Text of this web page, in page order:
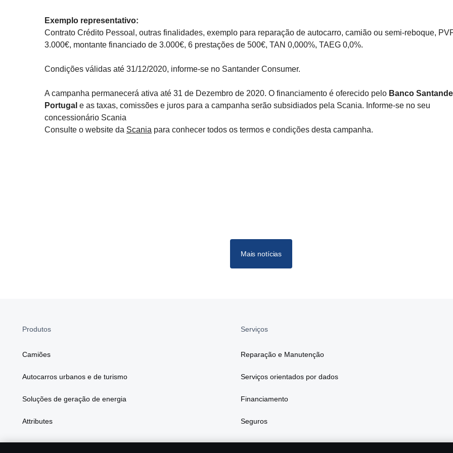
Exemplo representativo:
Contrato Crédito Pessoal, outras finalidades, exemplo para reparação de autocarro, camião ou semi-reboque,
3.000€, montante financiado de 3.000€, 6 prestações de 500€, TAN 0,000%, TAEG 0,0%.
Condições válidas até 31/12/2020, informe-se no Santander Consumer.
A campanha permanecerá ativa até 31 de Dezembro de 2020. O financiamento é oferecido pelo Banco
Portugal e as taxas, comissões e juros para a campanha serão subsidiados pela Scania. Informe-se no seu
concessionário Scania
Consulte o website da Scania para conhecer todos os termos e condições desta campanha.
Mais notícias
Produtos
Camiões
Autocarros urbanos e de turismo
Soluções de geração de energia
Attributes
Serviços
Reparação e Manutenção
Serviços orientados por dados
Financiamento
Seguros